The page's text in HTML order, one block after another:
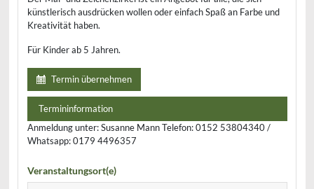
künstlerisch ausdrücken wollen oder einfach Spaß an Farbe und
Kreativität haben.
Für Kinder ab 5 Jahren.
Termin übernehmen
Termininformation
Anmeldung unter: Susanne Mann Telefon: 0152 53804340 /
Whatsapp: 0179 4496357
Veranstaltungsort(e)